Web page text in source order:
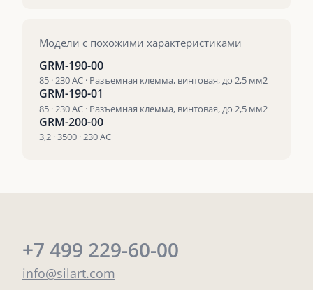
Модели с похожими характеристиками
GRM-190-00
85 · 230 AC · Разъемная клемма, винтовая, до 2,5 мм2
GRM-190-01
85 · 230 AC · Разъемная клемма, винтовая, до 2,5 мм2
GRM-200-00
3,2 · 3500 · 230 AC
+7 499 229-60-00
info@silart.com